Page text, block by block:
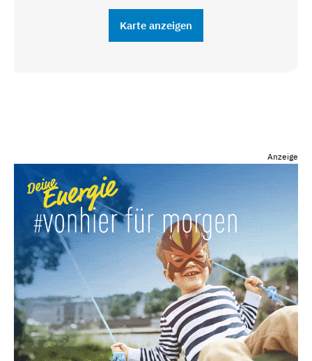
Karte anzeigen
Anzeige